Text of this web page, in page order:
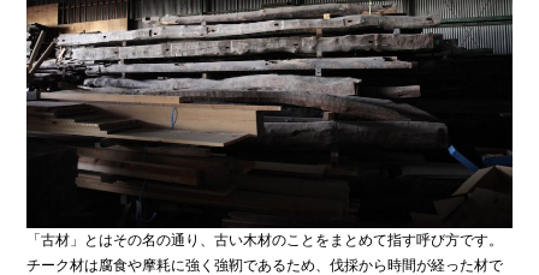
「古材」とはその名の通り、古い木材のことをまとめて指す呼び方です。
チーク材は腐食や摩耗に強く強靭であるため、伐採から時間が経った材で